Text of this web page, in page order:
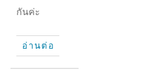
กันค่ะ
อ่านต่อ